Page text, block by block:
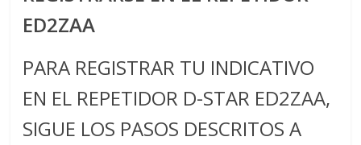
Zaragoza
URZ
ED2ZAA
PARA REGISTRAR TU INDICATIVO
EN EL REPETIDOR D-STAR ED2ZAA,
SIGUE LOS PASOS DESCRITOS A